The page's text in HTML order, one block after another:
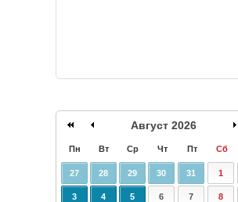
Август 2026
Пн Вт Ср Чт Пт Сб
27 28 29 30 31 1
3 4 5 6 7 8